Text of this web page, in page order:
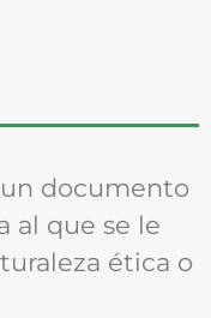
documento
al que se le
ética o